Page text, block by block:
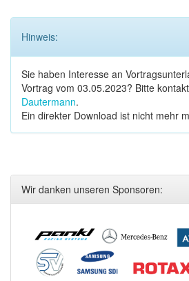
Hinweis:
Sie haben Interesse an
Vortrag vom 03.05.2023? Bitte
Dautermann.
Ein direkter Download ist nicht mehr
Wir danken unseren Sponsoren: